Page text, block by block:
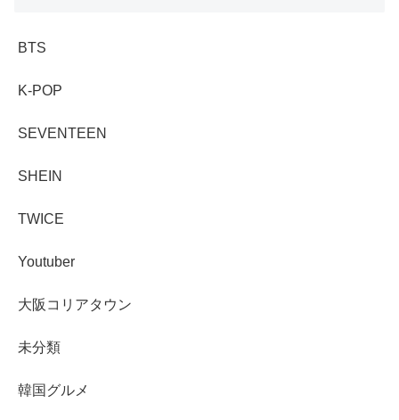
BTS
K-POP
SEVENTEEN
SHEIN
TWICE
Youtuber
大阪コリアタウン
未分類
韓国グルメ